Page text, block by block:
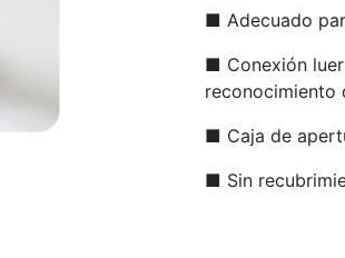
■ Adecuado
■ Conexión
reconocimiento
■ Caja de
■ Sin